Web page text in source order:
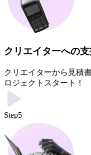
クリエイターへの
クリエイターから見積
ロジェクトスタート！
Step5